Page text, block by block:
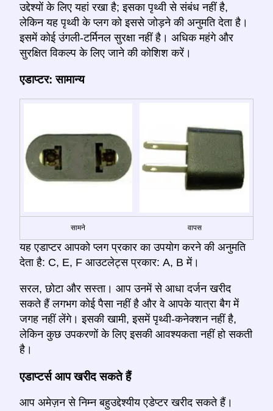
उद्देश्यों के लिए यहां रखा है; इसका पृथ्वी से संबंध नहीं है,
लेकिन यह पृथ्वी के प्लग को इससे जोड़ने की अनुमति देता है।
इसमें कोई उंगली-टर्मिनल सुरक्षा नहीं है। अधिक महंगे और
सुरक्षित विकल्प के लिए जाने की कोशिश करें।
एडाप्टर: सामान्य
सामने वापस
यह एडाप्टर आपको प्लग प्रकार का उपयोग करने की अनुमति
देता है: C, E, F आउटलेट्स प्रकार: A, B में।
सरल, छोटा और सस्ता। आप उनमें से आधा दर्जन खरीद
सकते हैं लगभग कोई पैसा नहीं है और वे आपके यात्रा बैग में
जगह नहीं लेंगे। इसकी खामी, इसमें पृथ्वी-कनेक्शन नहीं है,
लेकिन कुछ उपकरणों के लिए इसकी आवश्यकता नहीं हो सकती
है।
एडाप्टर्स आप खरीद सकते हैं
आप अमेज़न से निम्न बहुउद्देश्यीय एडेप्टर खरीद सकते हैं।